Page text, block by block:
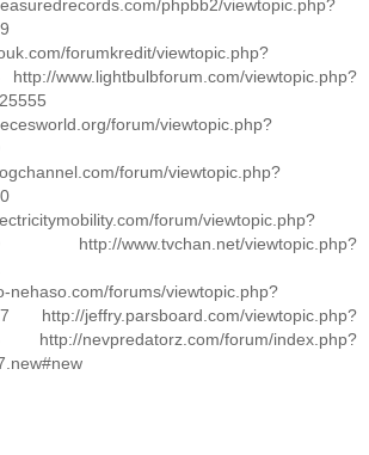
phpbb2/viewtopic.php?
forumkredit/viewtopic.php?
http://www.lightbulbforum.com/viewtopic.php?
forum/viewtopic.php?
forum/viewtopic.php?
forum/viewtopic.php?
http://www.tvchan.net/viewtopic.php?
nehaso.com/forums/viewtopic.php?
http://jeffry.parsboard.com/viewtopic.php?
http://nevpredatorz.com/forum/index.php?